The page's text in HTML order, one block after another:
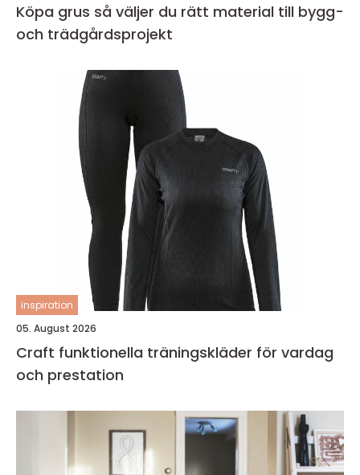
Köpa grus så väljer du rätt material till bygg-
och trädgårdsprojekt
inspiration
05. August 2026
Craft funktionella träningskläder för vardag
och prestation